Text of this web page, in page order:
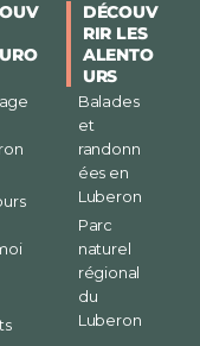
DÉCOUV
RIR LES
ALENTO
URS
Balades
et
randonn
ées en
Luberon
Parc
naturel
régional
du
Luberon